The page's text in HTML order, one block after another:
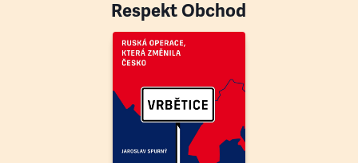
Respekt Obchod